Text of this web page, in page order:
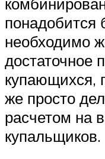
понадобится
необходимо
достаточное
купающихся,
же просто
расчетом на
купальщиков.